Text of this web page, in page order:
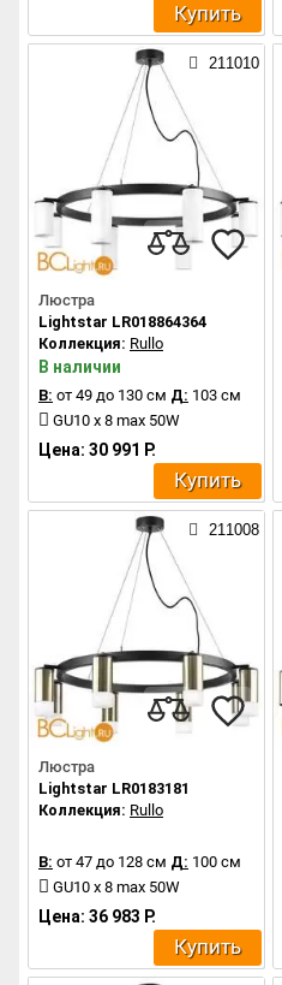
Купить
211010
Люстра
Lightstar LR018864364
Коллекция: Rullo
В наличии
В: от 49 до 130 см Д: 103 см
GU10 x 8 max 50W
Цена: 30 991 Р.
Купить
211008
Люстра
Lightstar LR0183181
Коллекция: Rullo
В: от 47 до 128 см Д: 100 см
GU10 x 8 max 50W
Цена: 36 983 Р.
Купить